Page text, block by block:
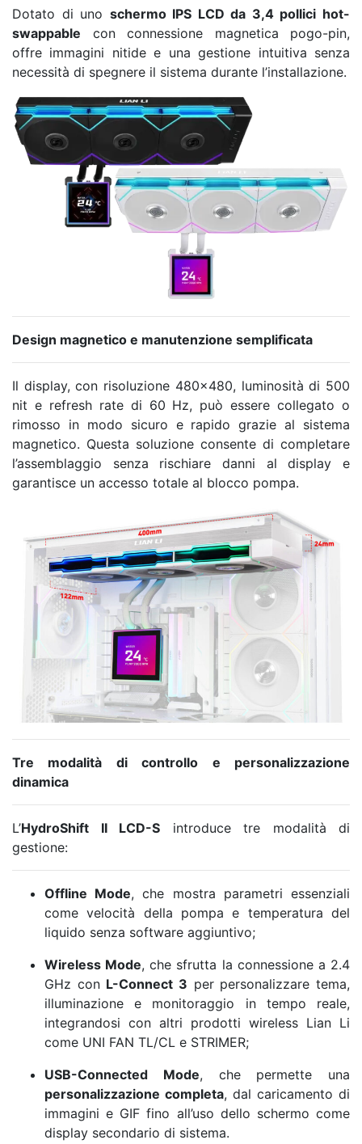
Dotato di uno schermo IPS LCD da 3,4 pollici hot-
swappable con connessione magnetica pogo-pin,
offre immagini nitide e una gestione intuitiva senza
necessità di spegnere il sistema durante l’installazione.
Design magnetico e manutenzione semplificata
Il display, con risoluzione 480×480, luminosità di 500
nit e refresh rate di 60 Hz, può essere collegato o
rimosso in modo sicuro e rapido grazie al sistema
magnetico. Questa soluzione consente di completare
l’assemblaggio senza rischiare danni al display e
garantisce un accesso totale al blocco pompa.
Tre modalità di controllo e personalizzazione
dinamica
L’HydroShift II LCD-S introduce tre modalità di
gestione:
Offline Mode, che mostra parametri essenziali
come velocità della pompa e temperatura del
liquido senza software aggiuntivo;
Wireless Mode, che sfrutta la connessione a 2.4
GHz con L-Connect 3 per personalizzare tema,
illuminazione e monitoraggio in tempo reale,
integrandosi con altri prodotti wireless Lian Li
come UNI FAN TL/CL e STRIMER;
USB-Connected Mode, che permette una
personalizzazione completa, dal caricamento di
immagini e GIF fino all’uso dello schermo come
display secondario di sistema.